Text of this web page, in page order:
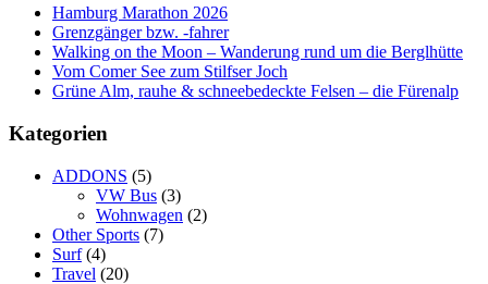
Hamburg Marathon 2026
Grenzgänger bzw. -fahrer
Walking on the Moon – Wanderung rund um die Berglhütte
Vom Comer See zum Stilfser Joch
Grüne Alm, rauhe & schneebedeckte Felsen – die Fürenalp
Kategorien
ADDONS (5)
VW Bus (3)
Wohnwagen (2)
Other Sports (7)
Surf(4)
Travel (20)